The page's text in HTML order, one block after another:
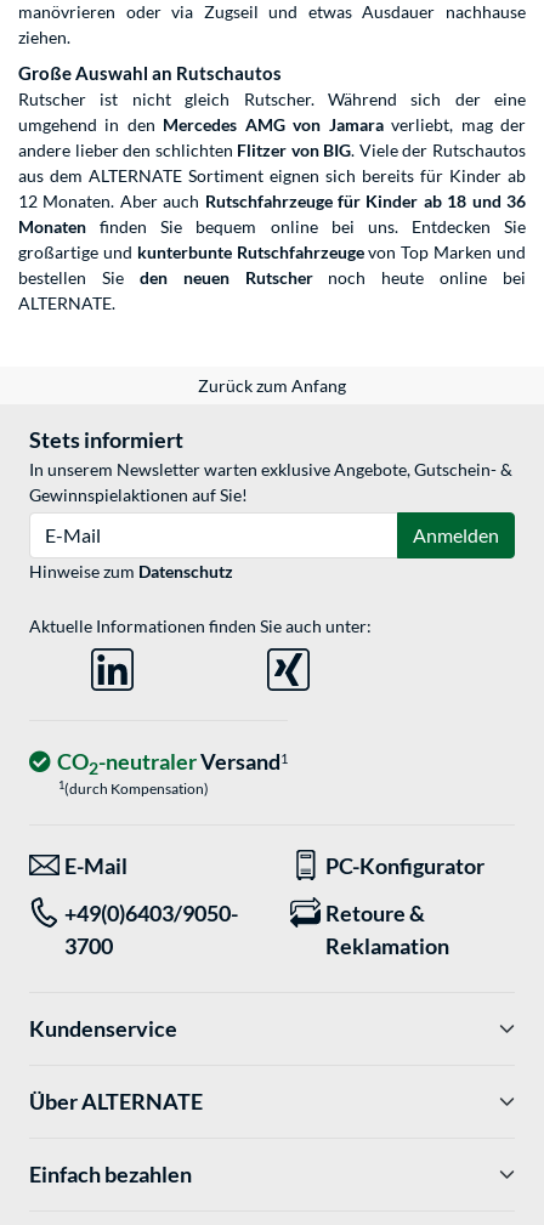
manövrieren oder via Zugseil und etwas Ausdauer nachhause
ziehen.
Große Auswahl an Rutschautos
Rutscher ist nicht gleich Rutscher. Während sich der eine
umgehend in den Mercedes AMG von Jamaraverliebt, mag der
andere lieber den schlichten Flitzer von BIG. Viele der Rutschautos
aus dem ALTERNATE Sortiment eignen sich bereits für Kinder ab
12 Monaten. Aber auch Rutschfahrzeuge für Kinder ab 18 und 36
Monaten finden Sie bequem online bei uns. Entdecken Sie
großartige und kunterbunte Rutschfahrzeugevon Top Marken und
bestellen Sie den neuen Rutschernoch heute online bei
ALTERNATE.
Zurück zum Anfang
Stets informiert
In unserem Newsletter warten exklusive Angebote, Gutschein- &
Gewinnspielaktionen auf Sie!
Anmelden
Hinweise zum Datenschutz
Aktuelle Informationen finden Sie auch unter:
CO2-neutralerVersand1
1(durch Kompensation)
E-Mail
PC-Konfigurator
+49(0)6403/9050-
3700
Retoure &
Reklamation
Kundenservice
Über ALTERNATE
Einfach bezahlen